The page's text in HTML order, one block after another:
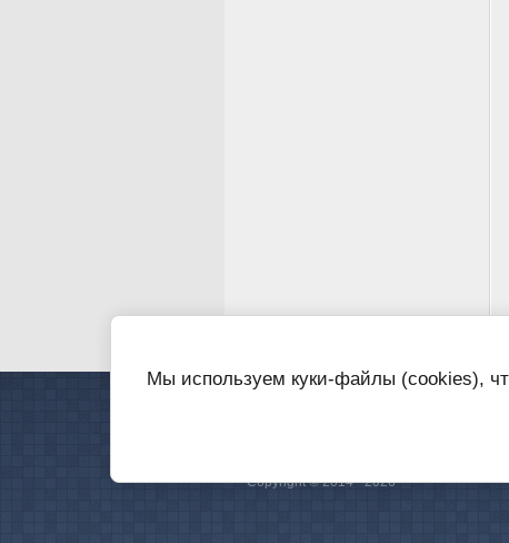
Copyright © 2014 - 2026
Мы используем куки-файлы (cookies),